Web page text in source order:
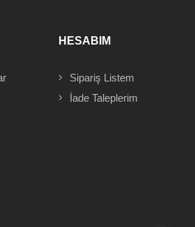
HESABIM
Sipariş Listem
İade Taleplerim